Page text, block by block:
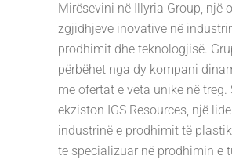
Mirësevini në Illyria Group, një
zgjidhjeve inovative në
prodhimit dhe teknologjisë.
përbëhet nga dy kompani
me ofertat e veta unike në treg.
ekziston IGS Resources, një
industrinë e prodhimit të
te specializuar në prodhimin e